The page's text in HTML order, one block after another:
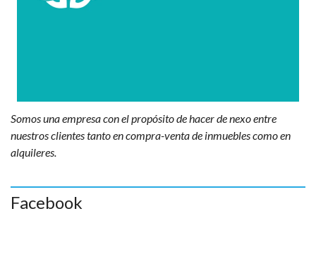
Somos una empresa con el propósito de hacer de nexo entre
nuestros clientes tanto en compra-venta de inmuebles como en
alquileres.
Facebook